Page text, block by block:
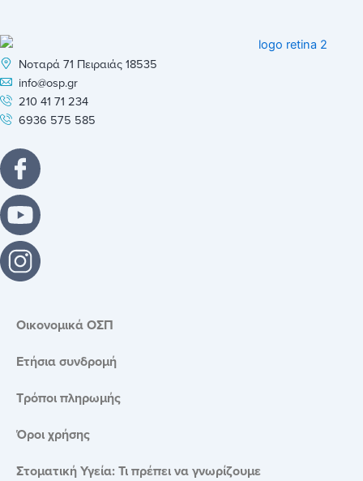
Νοταρά 71 Πειραιάς 18535
info@osp.gr
210 41 71 234
6936 575 585
Οικονομικά ΟΣΠ
Ετήσια συνδρομή
Τρόποι πληρωμής
Όροι χρήσης
Στοματική Υγεία: Τι πρέπει να γνωρίζουμε